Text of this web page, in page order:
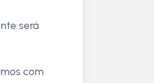
será
com